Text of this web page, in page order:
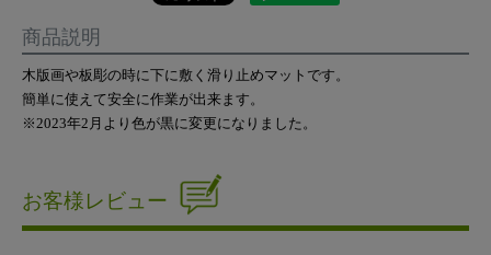
商品説明
木版画や板彫の時に下に敷く滑り止めマットです。
簡単に使えて安全に作業が出来ます。
※2023年2月より色が黒に変更になりました。
お客様レビュー